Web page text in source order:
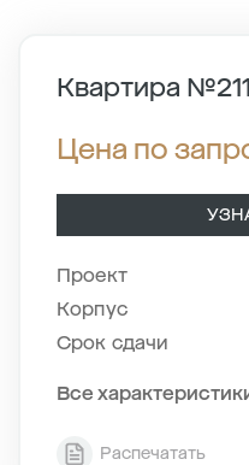
Квартира №211
Цена по
Проект
Корпус
Срок сдачи
Все
СекцияРаспечатать